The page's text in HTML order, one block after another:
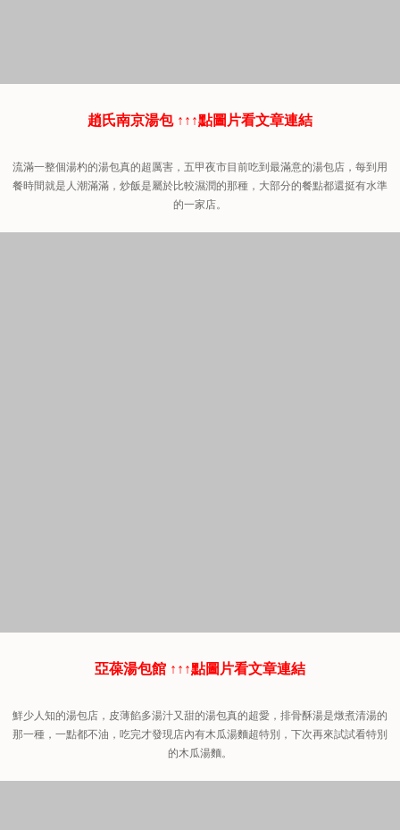
趙氏南京湯包 ↑↑↑點圖片看文章連結
流滿一整個湯杓的湯包真的超厲害，五甲夜市目前吃到最滿意的湯包店，每到用
餐時間就是人潮滿滿，炒飯是屬於比較濕潤的那種，大部分的餐點都還挺有水準
的一家店。
亞葆湯包館 ↑↑↑點圖片看文章連結
鮮少人知的湯包店，皮薄餡多湯汁又甜的湯包真的超愛，排骨酥湯是燉煮清湯的
那一種，一點都不油，吃完才發現店內有木瓜湯麵超特別，下次再來試試看特別
的木瓜湯麵。